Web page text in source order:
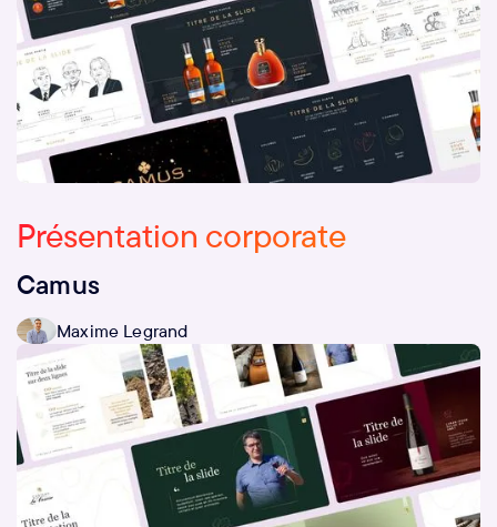
Présentation corporate
Camus
Maxime Legrand